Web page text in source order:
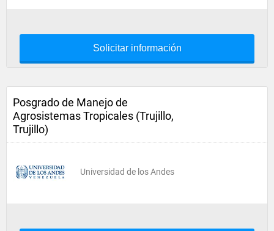
Solicitar información
Posgrado de Manejo de
Agrosistemas Tropicales (Trujillo,
Trujillo)
Universidad de los Andes